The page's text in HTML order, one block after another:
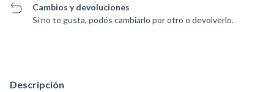
Cambios y devoluciones
Si no te gusta, podés cambiarlo por otro o devolverlo.
Descripción